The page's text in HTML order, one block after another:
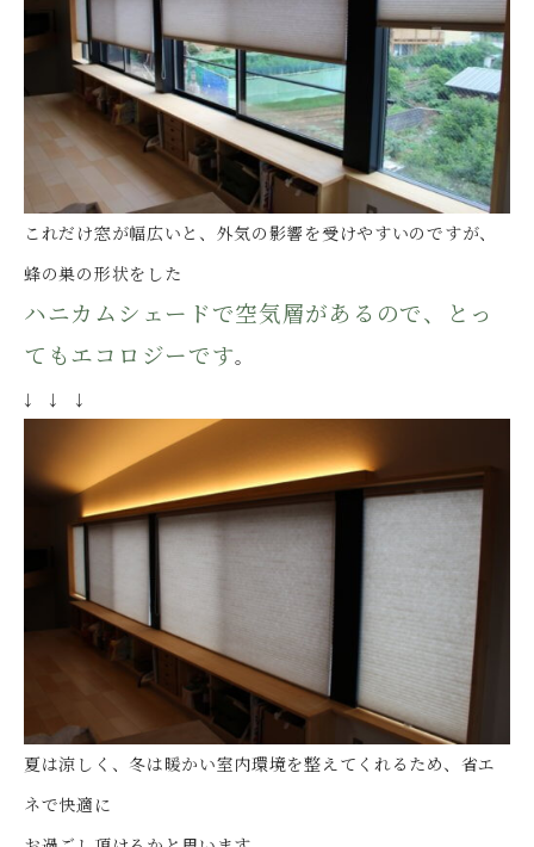
これだけ窓が幅広いと、外気の影響を受けやすいのですが、
蜂の巣の形状をした
ハニカムシェードで空気層があるので、とっ
てもエコロジーです。
↓ ↓ ↓
夏は涼しく、冬は暖かい室内環境を整えてくれるため、省エ
ネで快適に